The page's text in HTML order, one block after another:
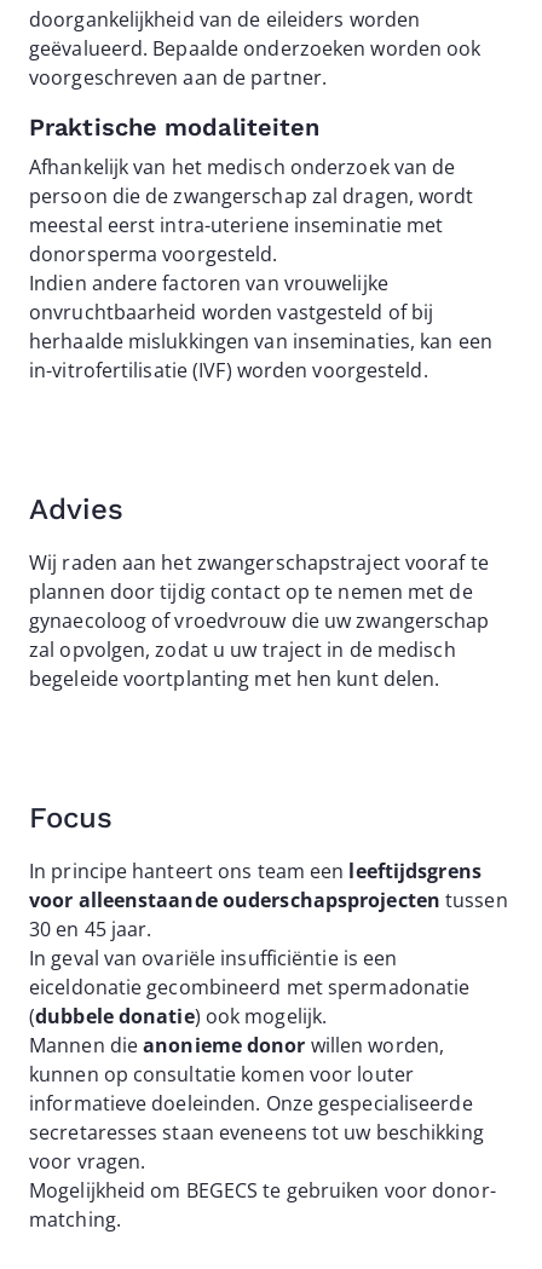
doorgankelijkheid van de eileiders worden
geëvalueerd. Bepaalde onderzoeken worden ook
voorgeschreven aan de partner.
Praktische modaliteiten
Afhankelijk van het medisch onderzoek van de
persoon die de zwangerschap zal dragen, wordt
meestal eerst intra-uteriene inseminatie met
donorsperma voorgesteld.
Indien andere factoren van vrouwelijke
onvruchtbaarheid worden vastgesteld of bij
herhaalde mislukkingen van inseminaties, kan een
in-vitrofertilisatie (IVF) worden voorgesteld.
Advies
Wij raden aan het zwangerschapstraject vooraf te
plannen door tijdig contact op te nemen met de
gynaecoloog of vroedvrouw die uw zwangerschap
zal opvolgen, zodat u uw traject in de medisch
begeleide voortplanting met hen kunt delen.
Focus
In principe hanteert ons team een leeftijdsgrens
voor alleenstaande ouderschapsprojecten tussen
30 en 45 jaar.
In geval van ovariële insufficiëntie is een
eiceldonatie gecombineerd met spermadonatie
(dubbele donatie) ook mogelijk.
Mannen dieanonieme donor willen worden,
kunnen op consultatie komen voor louter
informatieve doeleinden. Onze gespecialiseerde
secretaresses staan eveneens tot uw beschikking
voor vragen.
Mogelijkheid om BEGECS te gebruiken voor donor-
matching.